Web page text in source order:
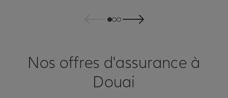
Nos offres d'assurance à
Douai